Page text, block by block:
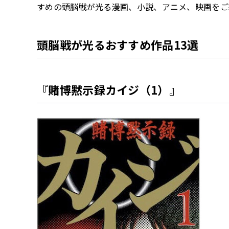
すめの頭脳戦が光る漫画、小説、アニメ、映画を
頭脳戦が光るおすすめ作品13選
『賭博黙示録カイジ（1）』